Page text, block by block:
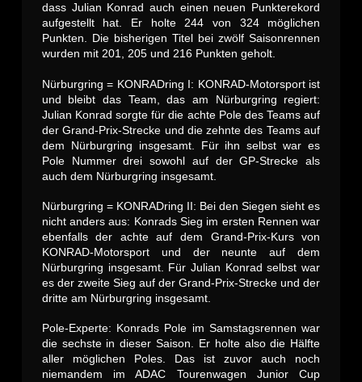
dass Julian Konrad auch einen neuen Punkterekord
aufgestellt hat. Er holte 244 von 324 möglichen
Punkten. Die bisherigen Titel bei zwölf Saisonrennen
wurden mit 201, 205 und 216 Punkten geholt.
Nürburgring = KONRADring I: KONRAD-Motorsport ist
und bleibt das Team, das am Nürburgring regiert:
Julian Konrad sorgte für die achte Pole des Teams auf
der Grand-Prix-Strecke und die zehnte des Teams auf
dem Nürburgring insgesamt. Für ihn selbst war es
Pole Nummer drei sowohl auf der GP-Strecke als
auch dem Nürburgring insgesamt.
Nürburgring = KONRADring II: Bei den Siegen sieht es
nicht anders aus: Konrads Sieg im ersten Rennen war
ebenfalls der achte auf dem Grand-Prix-Kurs von
KONRAD-Motorsport und der neunte auf dem
Nürburgring insgesamt. Für Julian Konrad selbst war
es der zweite Sieg auf der Grand-Prix-Strecke und der
dritte am Nürburgring insgesamt.
Pole-Experte: Konrads Pole im Samstagsrennen war
die sechste in dieser Saison. Er holte also die Hälfte
aller möglichen Poles. Das ist zuvor auch noch
niemandem im ADAC Tourenwagen Junior Cup